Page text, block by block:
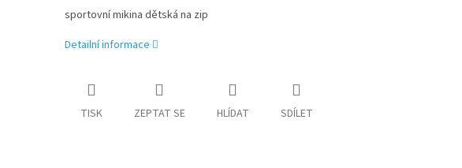
sportovní mikina dětská na zip
Detailní informace
TISK ZEPTAT SE HLÍDAT SDÍLET